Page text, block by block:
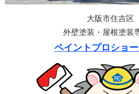
大阪市住吉区
外壁塗装・屋根塗装
ペイントプロショ